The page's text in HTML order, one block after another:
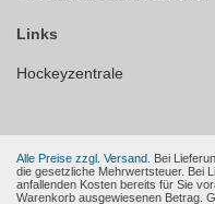
Links
Hockeyzentrale
Alle Preise zzgl. Versand. Bei
die gesetzliche Mehrwertsteuer. Bei
anfallenden Kosten bereits für Sie
Warenkorb ausgewiesenen Betrag.